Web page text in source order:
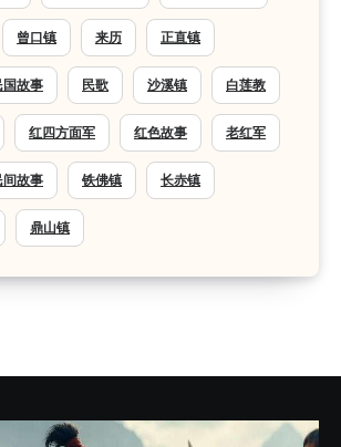
曾口镇 来历 正直镇
国故事 民歌 沙溪镇 白莲教
红四方面军 红色故事 老红军
间故事 铁佛镇 长赤镇
鼎山镇